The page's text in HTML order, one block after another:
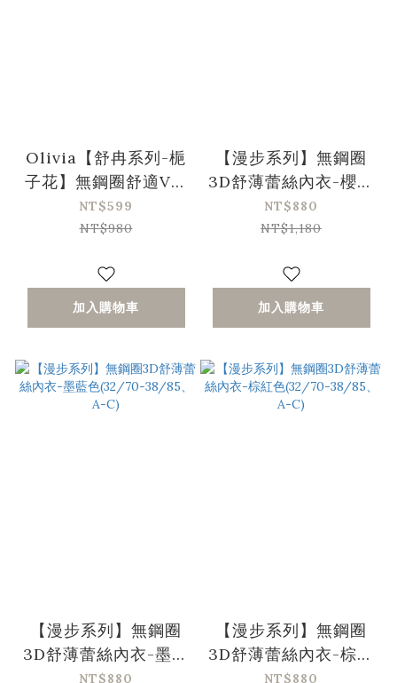
Olivia【舒冉系列-梔
子花】無鋼圈舒適V褶
蕾絲三角杯集中內衣-
櫻花粉
NT$599
NT$980
加入購物車
【漫步系列】無鋼圈
3D舒薄蕾絲內衣-櫻花
粉(32/70-38/85、A-
C)
NT$880
NT$1,180
加入購物車
【漫步系列】無鋼圈
3D舒薄蕾絲內衣-墨藍
色(32/70-38/85、A-
NT$880
【漫步系列】無鋼圈
3D舒薄蕾絲內衣-棕紅
色(32/70-38/85、A-
NT$880